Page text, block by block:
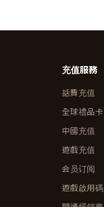
充值服務
話費充值
全球禮品卡
中國充值
遊戲充值
会员订阅
遊戲啟用碼